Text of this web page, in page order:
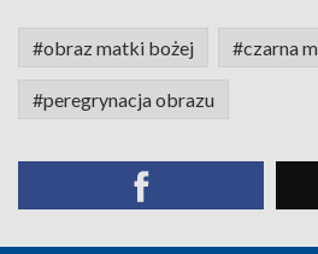
#obraz matki bożej #czarna
#peregrynacja obrazu